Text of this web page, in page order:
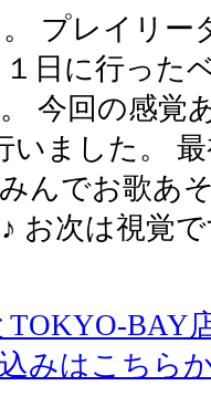
プレイリー
日に行った
今回の感覚
いました。
んでお歌あ
お次は視覚
BAY
みはこちら